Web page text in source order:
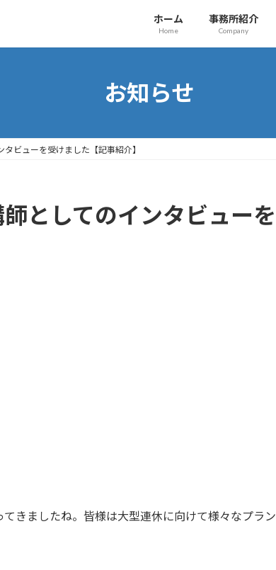
ホーム
Home
事務所紹介
Company
お知らせ
ビューを受けました【記事紹介】
としてのインタビューを
きましたね。皆様は大型連休に向けて様々なプラン